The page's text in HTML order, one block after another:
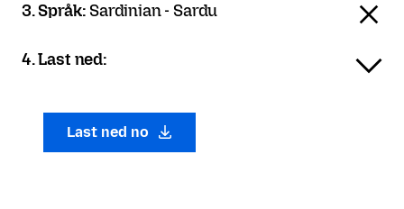
3. Språk: Sardinian - Sardu
4. Last ned:
Last ned no